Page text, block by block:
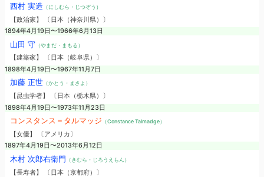
西村 実造 （にしむら・じつぞう）
【政治家】 〔日本（神奈川県）〕
1894年4月19日〜1966年6月13日
山田 守（やまだ・まもる）
【建築家】 〔日本（岐阜県）〕
1898年4月19日〜1967年11月7日
加藤 正世（かとう・まさよ）
【昆虫学者】 〔日本（栃木県）〕
1898年4月19日〜1973年11月23日
コンスタンス＝タルマッジ （Constance Talmadge）
【女優】 〔アメリカ〕
1897年4月19日〜2013年6月12日
木村 次郎右衛門 （きむら・じろうえもん）
【長寿者】 〔日本（京都府）〕